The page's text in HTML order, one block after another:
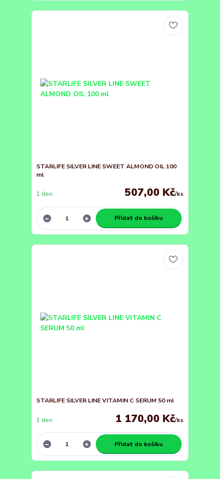
STARLIFE SILVER LINE SWEET ALMOND OIL 100
ml
507,00 Kč/ks
1 den
Přidat do košíku
STARLIFE SILVER LINE VITAMIN C SERUM 50 ml
1 170,00 Kč/ks
1 den
Přidat do košíku